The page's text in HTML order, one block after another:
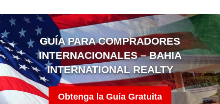
GUÍA PARA COMPRADORES
INTERNACIONALES – BAHIA
INTERNATIONAL REALTY
Obtenga la Guía Gratuita